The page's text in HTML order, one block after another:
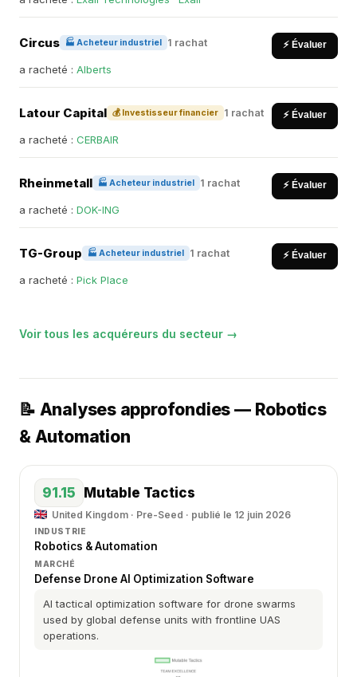
Circus 🏭 Acheteur industriel 1 rachat ⚡ Évaluer
a racheté : Alberts
Latour Capital 💰 Investisseur financier 1 rachat ⚡ Évaluer
a racheté : CERBAIR
Rheinmetall 🏭 Acheteur industriel 1 rachat ⚡ Évaluer
a racheté : DOK-ING
TG-Group 🏭 Acheteur industriel 1 rachat ⚡ Évaluer
a racheté : Pick Place
Voir tous les acquéreurs du secteur →
📝 Analyses approfondies — Robotics
& Automation
91.15 Mutable Tactics
United Kingdom · Pre-Seed · publié le 12 juin 2026
INDUSTRIE
Robotics & Automation
MARCHÉ
Defense Drone AI Optimization Software
AI tactical optimization software for drone swarms
used by global defense units with frontline UAS
operations.